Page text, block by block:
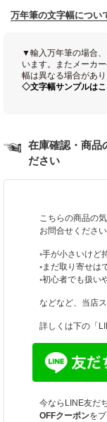
万年筆の文字幅につい
▼輸入万年筆の場合
います。またメーカ
幅は異なる場合があり
◇文字幅サンプルは
在庫確認・商品
ださい
こちらの商品の
お問合せください
◦手が小さいけど
◦まだ取り寄せは
◦初心者でも扱い
などなど、当店
詳しくは下の「
今ならLINE友だ
OFFクーポンを